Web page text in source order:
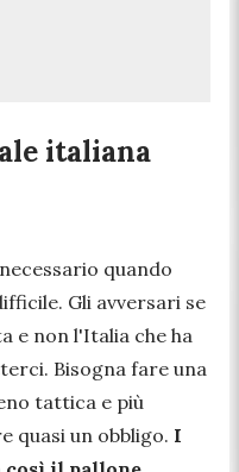
italiana
quando
Gli avversari se
e non l'Italia che ha
Bisogna fare una
tattica e più
quasi un obbligo. I